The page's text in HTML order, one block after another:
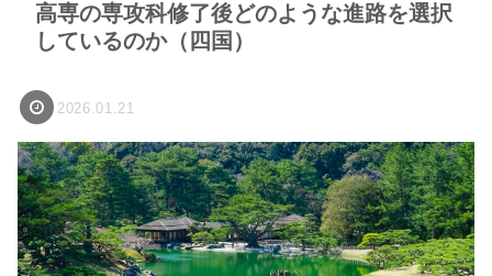
高専の専攻科修了後どのような進路を選択
しているのか（四国）
2026.01.21